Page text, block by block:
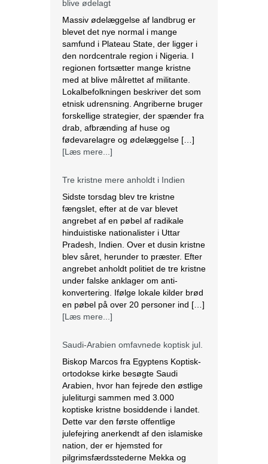
samfund i Plateau State, der ligger i
den nordcentrale region i Nigeria. I
regionen fortsætter mange kristne
med at blive målrettet af militante.
Lokalbefolkningen beskriver det som
etnisk udrensning. Angriberne bruger
forskellige strategier, der spænder fra
drab, afbrænding af huse og
fødevarelagre og ødelæggelse […]
[Læs mere...]
Tre kristne mere anholdt i Indien
Sidste torsdag blev tre kristne
angrebet af en pøbel af radikale
hinduistiske nationalister i Uttar
Pradesh, Indien. Over et dusin kristne
blev såret, herunder to præster. Efter
angrebet anholdt politiet de tre kristne
under falske anklager om anti-
konvertering. Ifølge lokale kilder brød
en pøbel på over 20 personer ind […]
[Læs mere...]
Saudi-Arabien omfavnede koptisk jul.
Biskop Marcos fra Egyptens Koptisk-
Arabien, hvor han fejrede den østlige
juleliturgi sammen med 3.000
koptiske kristne bosiddende i landet.
Dette var den første offentlige
julefejring anerkendt af den islamiske
nation, der er hjemsted for
pilgrimsfærdsstederne Mekka og
Medina. Marcos besøgte Saudi
Arabien første gang i 2012 for at
hjælpe med at […][Læs mere...]